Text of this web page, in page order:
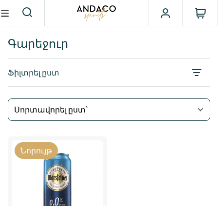
Գարեջուր
Ֆիլտրել ըստ
Սորտավորել ըստ՝
Նորույթ